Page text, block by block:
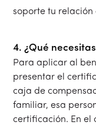
soporte tu relación
4. ¿Qué
Para aplicar al
presentar el
caja de
familiar, esa
certificación. En el